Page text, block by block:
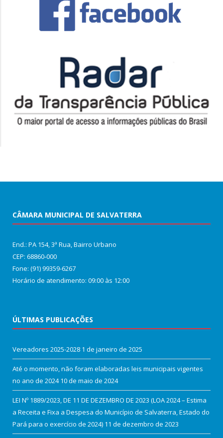
CÂMARA MUNICIPAL DE SALVATERRA
End.: PA 154, 3ª Rua, Bairro Urbano
CEP: 68860‑000
Fone: (91) 99359-6267
Horário de atendimento: 09:00 às 12:00
ÚLTIMAS PUBLICAÇÕES
Vereadores 2025-2028 1 de janeiro de 2025
Até o momento, não foram elaboradas leis municipais vigentes
no ano de 2024 10 de maio de 2024
LEI Nº 1889/2023, DE 11 DE DEZEMBRO DE 2023 (LOA 2024 – Estima
a Receita e Fixa a Despesa do Município de Salvaterra, Estado do
Pará para o exercício de 2024) 11 de dezembro de 2023